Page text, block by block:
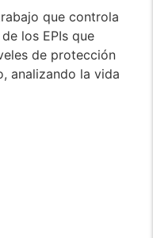
que controla
los EPIs que
de protección
analizando la vida